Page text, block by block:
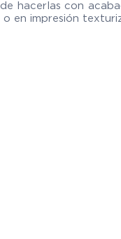
de hacerlas con
o en impresión